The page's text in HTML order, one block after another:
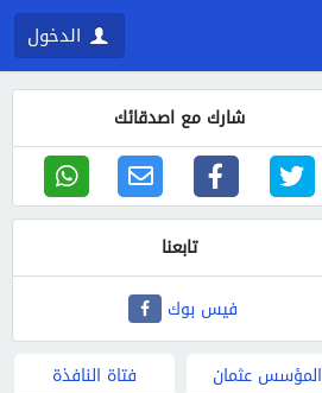
الدخول
شارك مع اصدقائك
تابعنا
فيس بوك
المؤسس عثمان
فتاة النافذة